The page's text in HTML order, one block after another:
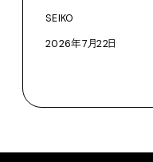
SEIKO
2026年7月22日